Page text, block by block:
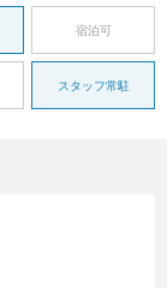
宿泊可
スタッフ常駐